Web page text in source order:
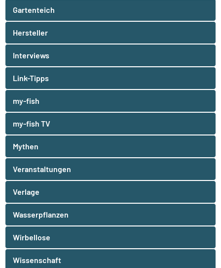
Gartenteich
Hersteller
Interviews
Link-Tipps
my-fish
my-fish TV
Mythen
Veranstaltungen
Verlage
Wasserpflanzen
Wirbellose
Wissenschaft